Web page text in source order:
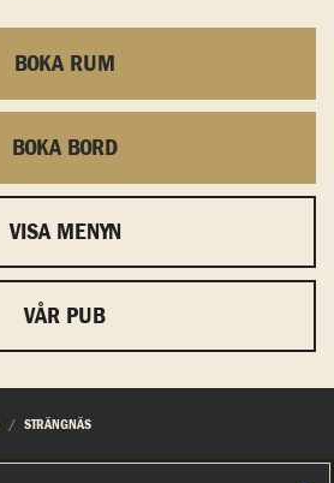
BOKA RUM
BOKA BORD
VISA MENYN
VÅR PUB
STRÄNGNÄS